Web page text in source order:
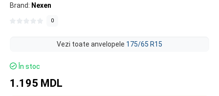
Brand: Nexen
0
Vezi toate anvelopele 175/65 R15
În stoc
1.195 MDL